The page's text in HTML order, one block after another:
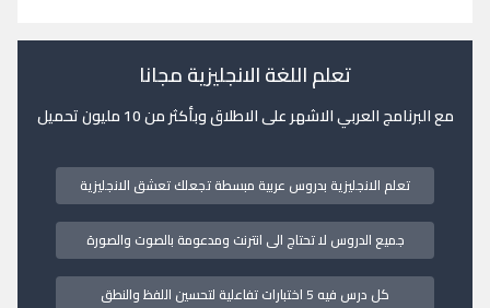
تعلم اللغة الانجليزية مجانا
مع البرنامج العربي الاشهر على الاطلاق وبأكثر من 10 مليون تحميل
تعلم الانجليزية بدروس عربية مبسطة تجعلك تعشق الانجليزية
جميع الدروس لا تحتاج الى انترنت ومدعومة بالصوت والصورة
كل درس فيه 5 اختبارات تفاعلية لتحسين اللفظ والنطق